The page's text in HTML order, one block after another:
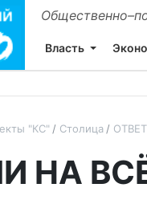
Власть
"КС" Столица
НА